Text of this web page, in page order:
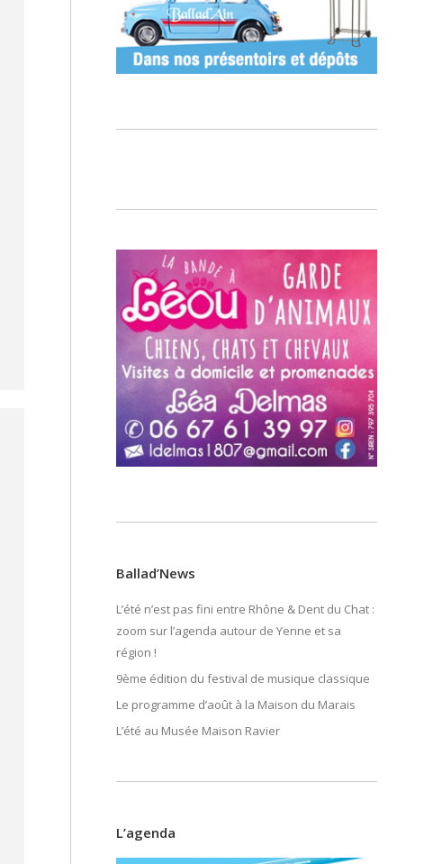
Ballad’News
L’été n’est pas fini entre Rhône & Dent du Chat :
zoom sur l’agenda autour de Yenne et sa
région !
9ème édition du festival de musique classique
Le programme d’août à la Maison du Marais
L’été au Musée Maison Ravier
L’agenda